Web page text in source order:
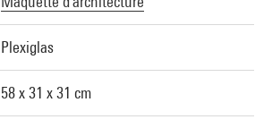
Plexiglas
58 x 31 x 31 cm